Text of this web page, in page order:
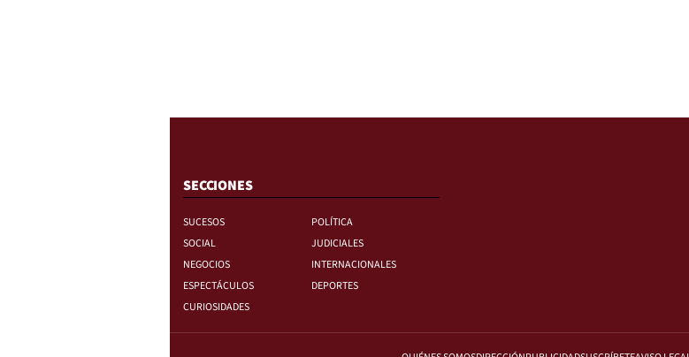
SECCIONES
SUCESOS
POLÍTICA
SOCIAL
JUDICIALES
NEGOCIOS
INTERNACIONALES
ESPECTÁCULOS
DEPORTES
CURIOSIDADES